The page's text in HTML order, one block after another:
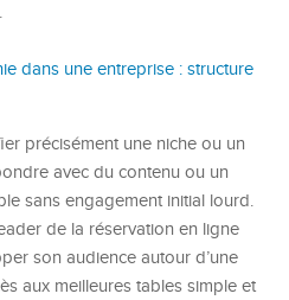
dans une entreprise : structure
précisément une niche ou un
avec du contenu ou un
sans engagement initial lourd.
de la réservation en ligne
son audience autour d’une
aux meilleures tables simple et